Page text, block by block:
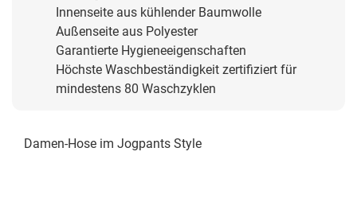
Innenseite aus kühlender Baumwolle
Außenseite aus Polyester
Garantierte Hygieneeigenschaften
Höchste Waschbeständigkeit zertifiziert für
mindestens 80 Waschzyklen
Damen-Hose im Jogpants Style